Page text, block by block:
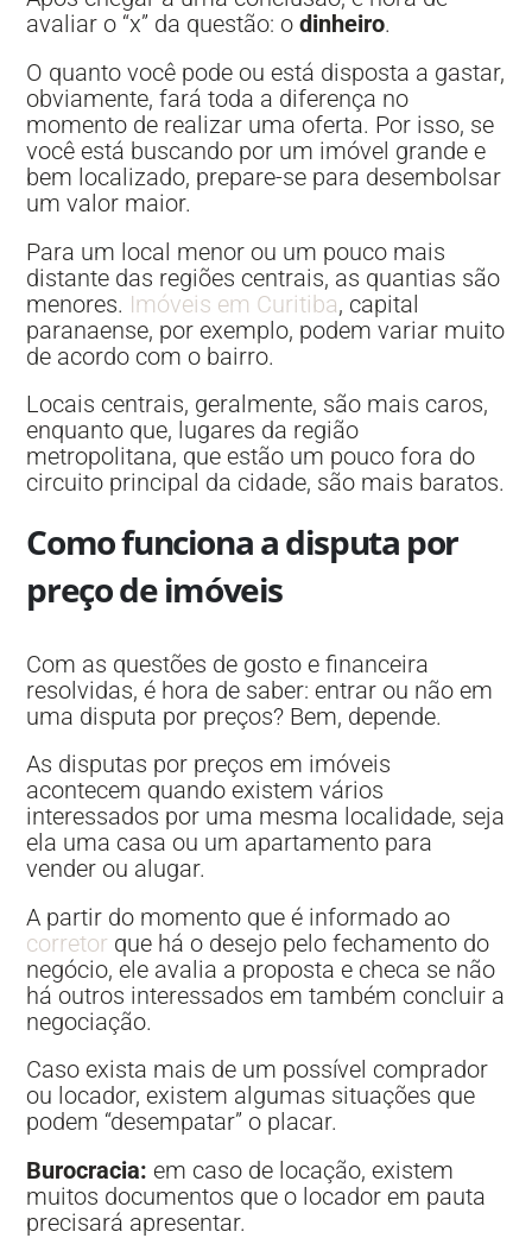
avaliar o “x” da questão: odinheiro.
O quanto você pode ou está disposta a gastar,
obviamente, fará toda a diferença no
momento de realizar uma oferta. Por isso, se
você está buscando por um imóvel grande e
bem localizado, prepare-se para desembolsar
um valor maior.
Para um local menor ou um pouco mais
distante das regiões centrais, as quantias são
menores. Imóveis em Curitiba, capital
paranaense, por exemplo, podem variar muito
de acordo com o bairro.
Locais centrais, geralmente, são mais caros,
enquanto que, lugares da região
metropolitana, que estão um pouco fora do
circuito principal da cidade, são mais baratos.
Como funciona a disputa por
preço de imóveis
Com as questões de gosto e financeira
resolvidas, é hora de saber: entrar ou não em
uma disputa por preços? Bem, depende.
As disputas por preços em imóveis
acontecem quando existem vários
interessados por uma mesma localidade, seja
ela uma casa ou um apartamento para
vender ou alugar.
A partir do momento que é informado ao
corretor que há o desejo pelo fechamento do
negócio, ele avalia a proposta e checa se não
há outros interessados em também concluir a
negociação.
Caso exista mais de um possível comprador
ou locador, existem algumas situações que
podem “desempatar” o placar.
Burocracia: em caso de locação, existem
muitos documentos que o locador em pauta
precisará apresentar.